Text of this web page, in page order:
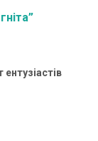
ентузіастів